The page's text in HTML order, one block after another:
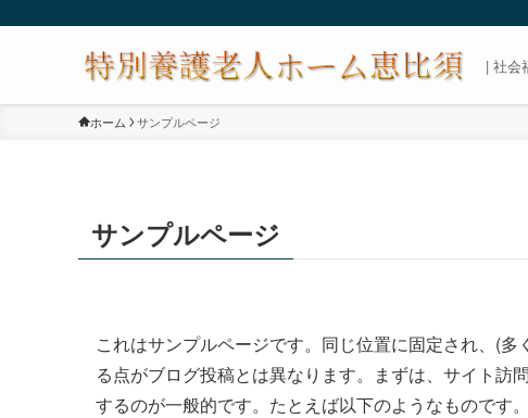
| 社会
ホーム サンプルページ
サンプルページ
これはサンプルページです。同じ位置に固定され、(
る点がブログ投稿とは異なります。まずは、サイト
するのが一般的です。たとえば以下のようなものです。